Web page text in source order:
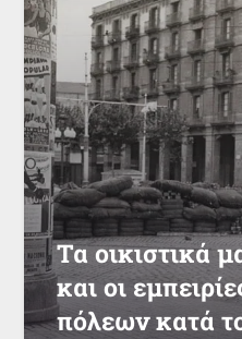
Τα οικιστικά
και οι
πόλεων κατά